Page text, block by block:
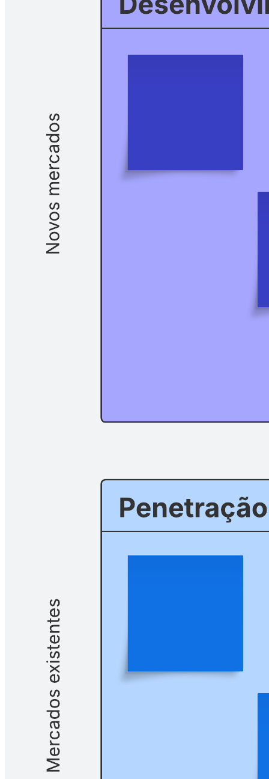
Avalie os riscos potenciais, expanda seus negócios e alcance novos
mercados com esta matriz Ansoff.
Modelos relacionados